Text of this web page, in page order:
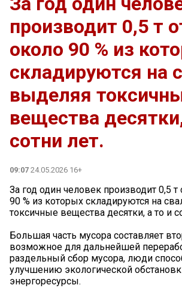
производит 0,5 т
около 90 % из
складируются на
выделяя
вещества
сотни лет.
09:07 24.05.2026 16+
За год один человек производит 0,5 т
90 % из которых складируются на
токсичные вещества десятки, а то и
Большая часть мусора составляет
возможное для дальнейшей
раздельный сбор мусора, люди
улучшению экологической
энергоресурсы.